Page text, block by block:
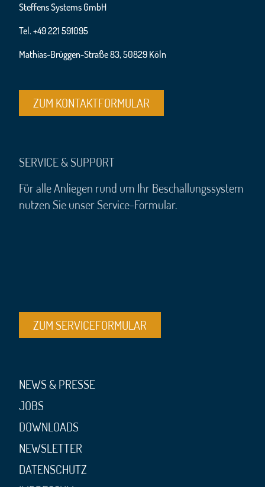
Steffens Systems GmbH
Tel. +49 221 591095
Mathias-Brüggen-Straße 83, 50829 Köln
ZUM KONTAKTFORMULAR
SERVICE & SUPPORT
Für alle Anliegen rund um Ihr Beschallungssystem
nutzen Sie unser Service-Formular.
ZUM SERVICEFORMULAR
NEWS & PRESSE
JOBS
DOWNLOADS
NEWSLETTER
DATENSCHUTZ